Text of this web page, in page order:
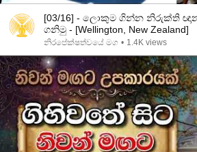
[03/16] - ලොකුම ගින්න නිරුක්ති
ගනිමු - [Wellington, New Zealand]
නිරපේක්ෂත්වයේ මග • 1.4K views